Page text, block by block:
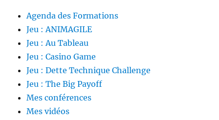
Agenda des Formations
Jeu : ANIMAGILE
Jeu : Au Tableau
Jeu : Casino Game
Jeu : Dette Technique Challenge
Jeu : The Big Payoff
Mes conférences
Mes vidéos